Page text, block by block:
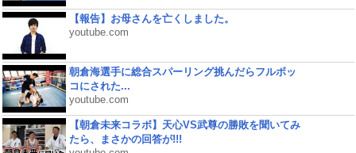
【報告】お母さんを亡くしました。
youtube.com
朝倉海選手に総合スパーリング挑んだらフルボッ
コにされた...
youtube.com
【朝倉未来コラボ】天心VS武尊の勝敗を聞いてみ
たら、まさかの回答が!!!